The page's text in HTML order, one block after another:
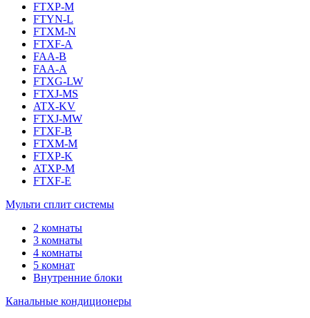
FTXP-M
FTYN-L
FTXM-N
FTXF-A
FAA-B
FAA-A
FTXG-LW
FTXJ-MS
ATX-KV
FTXJ-MW
FTXF-B
FTXM-M
FTXP-K
ATXP-M
FTXF-E
Мульти сплит системы
2 комнаты
3 комнаты
4 комнаты
5 комнат
Внутренние блоки
Канальные кондиционеры